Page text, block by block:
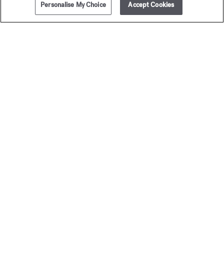
2 muestras gratuitassujeto a condiciones
Personalise My Choice Accept Cookies